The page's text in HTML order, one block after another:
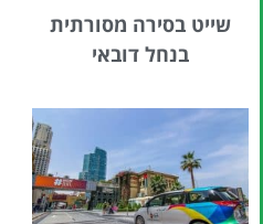
שייט בסירה מסורתית
בנחל דובאי